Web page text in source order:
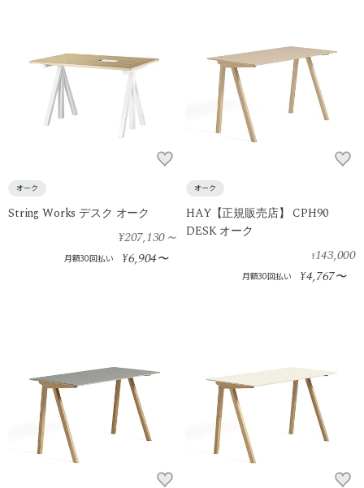
オーク
String Works デスク オーク
¥207,130～
月額30回払い ¥6,904〜
オーク
HAY【正規販売店】 CPH90
DESK オーク
¥143,000
月額30回払い ¥4,767〜